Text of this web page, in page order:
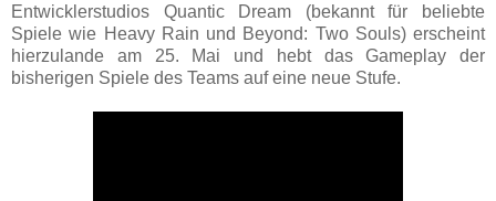
Entwicklerstudios Quantic Dream (bekannt für beliebte
Spiele wie Heavy Rain und Beyond: Two Souls) erscheint
hierzulande am 25. Mai und hebt das Gameplay der
bisherigen Spiele des Teams auf eine neue Stufe.